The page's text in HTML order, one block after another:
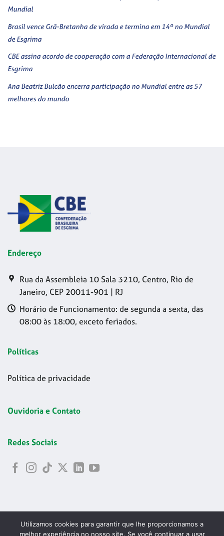
Mundial
Brasil vence Grã-Bretanha de virada e termina em 14º no Mundial
de Esgrima
CBE assina acordo de cooperação com a Federação Internacional de
Esgrima
Ana Beatriz Bulcão encerra participação no Mundial entre as 57
melhores do mundo
Endereço
Rua da Assembleia 10 Sala 3210, Centro, Rio de
Janeiro, CEP 20011-901 | RJ
Horário de Funcionamento: de segunda a sexta, das
08:00 às 18:00, exceto feriados.
Políticas
Política de privacidade
Ouvidoria e Contato
Redes Sociais
Utilizamos cookies para garantir que lhe proporcionamos a
melhor experiência no nosso site. Se você continuar a usar